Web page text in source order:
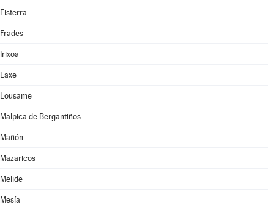
Fisterra
Frades
Irixoa
Laxe
Lousame
Malpica de Bergantiños
Mañón
Mazaricos
Melide
Mesía